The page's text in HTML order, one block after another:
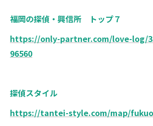
福岡の探偵・興信所 トップ７
https://only-partner.com/love-log/
96560
探偵スタイル
https://tantei-style.com/map/